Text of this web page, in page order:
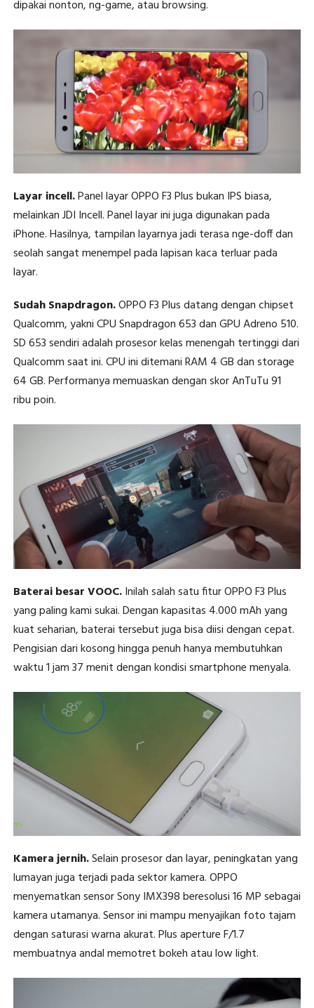
dipakai nonton, ng-game, atau browsing.
Layar incell.Panel layar OPPO F3 Plus bukan IPS biasa,
melainkan JDI Incell. Panel layar ini juga digunakan pada
iPhone. Hasilnya, tampilan layarnya jadi terasa nge-doff dan
seolah sangat menempel pada lapisan kaca terluar pada
layar.
Sudah Snapdragon.OPPO F3 Plus datang dengan chipset
Qualcomm, yakni CPU Snapdragon 653 dan GPU Adreno 510.
SD 653 sendiri adalah prosesor kelas menengah tertinggi dari
Qualcomm saat ini. CPU ini ditemani RAM 4 GB dan storage
64 GB. Performanya memuaskan dengan skor AnTuTu 91
ribu poin.
Baterai besar VOOC.Inilah salah satu fitur OPPO F3 Plus
yang paling kami sukai. Dengan kapasitas 4.000 mAh yang
kuat seharian, baterai tersebut juga bisa diisi dengan cepat.
Pengisian dari kosong hingga penuh hanya membutuhkan
waktu 1 jam 37 menit dengan kondisi smartphone menyala.
Kamera jernih.Selain prosesor dan layar, peningkatan yang
lumayan juga terjadi pada sektor kamera. OPPO
menyematkan sensor Sony IMX398 beresolusi 16 MP sebagai
kamera utamanya. Sensor ini mampu menyajikan foto tajam
dengan saturasi warna akurat. Plus aperture F/1.7
membuatnya andal memotret bokeh atau low light.